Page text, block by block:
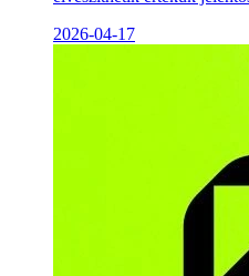
2026-04-17